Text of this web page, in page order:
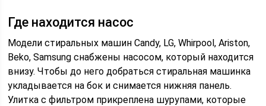
Где находится насос
Модели стиральных машин Candy, LG, Whirpool, Ariston,
Beko, Samsung снабжены насосом, который находится
внизу. Чтобы до него добраться стиральная машинка
укладывается на бок и снимается нижняя панель.
Улитка с фильтром прикреплена шурупами, которые